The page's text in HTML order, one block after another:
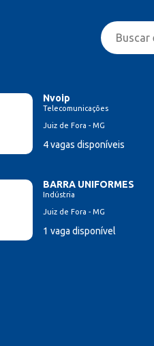
Nvoip
Telecomunicações
Juiz de Fora - MG
4 vagas disponíveis
BARRA UNIFORMES
Indústria
Juiz de Fora - MG
1 vaga disponível